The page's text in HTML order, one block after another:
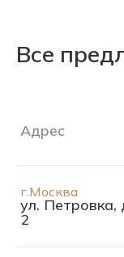
Все
Адрес
г.Москва
ул. Петровка,
2